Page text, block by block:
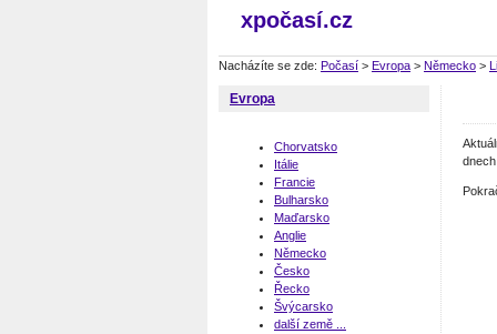
xpočasí.cz
Nacházíte se zde: Počasí > Evropa > Německo >
Evropa
Chorvatsko
Itálie
Francie
Bulharsko
Maďarsko
Anglie
Německo
Česko
Řecko
Švýcarsko
další země ...